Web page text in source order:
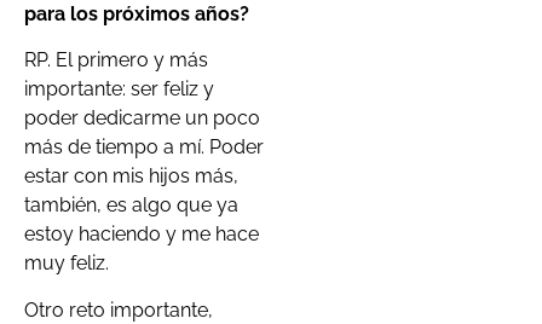
para los próximos años?
RP. El primero y más
importante: ser feliz y
poder dedicarme un poco
más de tiempo a mí. Poder
estar con mis hijos más,
también, es algo que ya
estoy haciendo y me hace
muy feliz.
Otro reto importante,